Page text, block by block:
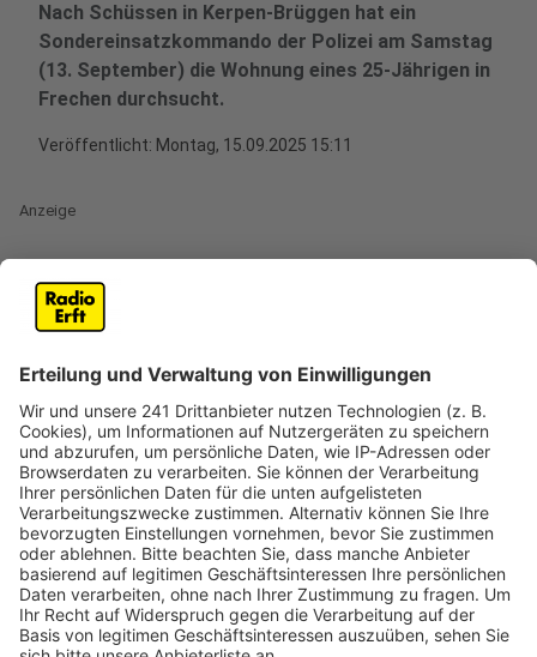
Nach Schüssen in Kerpen-Brüggen hat ein
Sondereinsatzkommando der Polizei am Samstag
(13. September) die Wohnung eines 25-Jährigen in
Frechen durchsucht.
Veröffentlicht: Montag, 15.09.2025 15:11
Anzeige
Durchsuchung nach Schüssen in Kerpen-
Anzeige
SEK-Einsatz am Samstag (13. September) in Frechen.
Ermittler haben dabei die Wohnung eines 25-Jährigen
durchsucht. Nach Schüssen am Donnerstagabend in
Kerpen-Brüggen waren die Fahnder dem Mann auf die
Spur gekommen, heißt es von der Kölner
Staatsanwaltschaft. Er steht im Verdacht, bei einem
Streit in Kerpen auf der Heerstraße mehrere Schüsse